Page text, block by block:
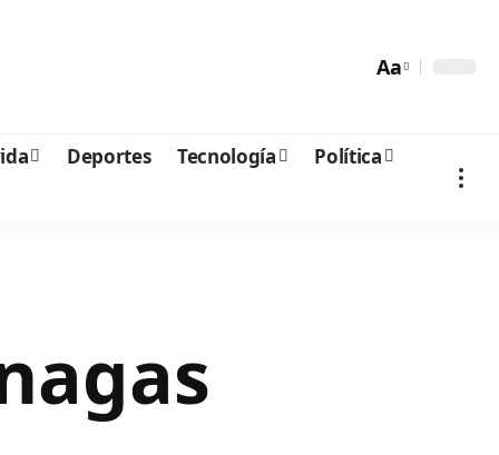
Aa
Deportes Tecnología
Política